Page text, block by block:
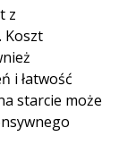
z
Koszt
i łatwość
starcie może